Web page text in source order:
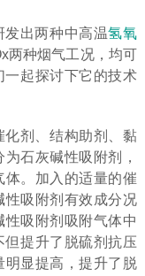
发出两种中高温氢氧
两种烟气工况，均可
一起探讨下它的技术
化剂、结构助剂、黏
石灰碱性吸附剂，
。加入的适量的催
性吸附剂有效成分况
吸附剂吸附气体中
提升了脱硫剂抗压
明显提高，提升了脱